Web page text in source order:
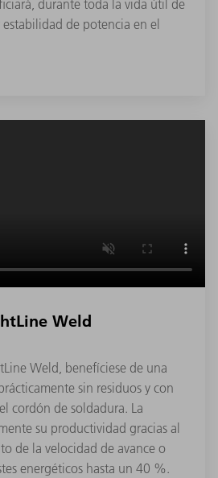
durante toda la vida útil de
de potencia en el
Weld
Weld, benefíciese de una
sin residuos y con
cordón de soldadura. La
su productividad gracias al
de la velocidad de avance o
energéticos hasta un 40 %.